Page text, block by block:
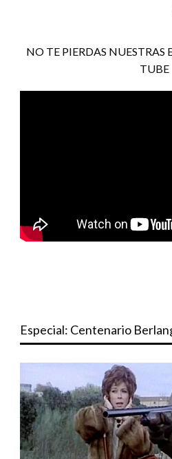
NO TE PIERDAS NUESTRAS
TUBE
Especial: Centenario